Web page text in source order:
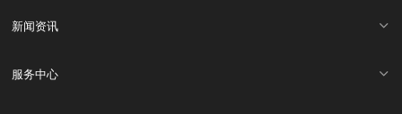
新闻资讯
服务中心